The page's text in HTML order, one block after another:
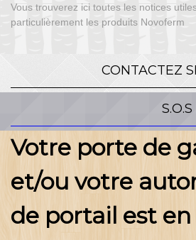
Vous trouverez ici toutes les notices
particulièrement les produits Novoferm
CONTACTEZ
Votre porte de
et/ou votre
de portail est